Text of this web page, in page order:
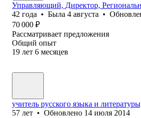
Управляющий, Директор,
42 года • Была 4 августа •
70 000 ₽
Рассматривает предложения
Общий опыт
19 лет 6 месяцев
учитель русского языка и
57 лет • Обновлено 14 июля 2014